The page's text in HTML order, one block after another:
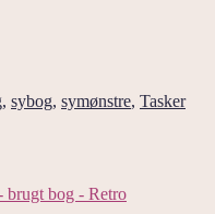
, sybog, symønstre, Tasker